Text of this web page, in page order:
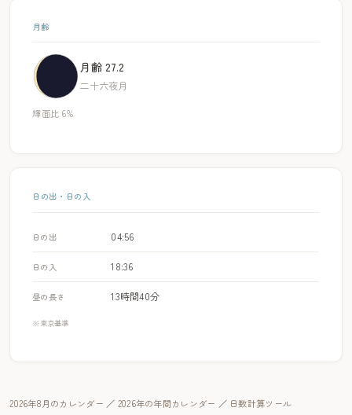
月齢
月齢 27.2
二十六夜月
輝面比 6%
日の出・日の入
日の出 04:56
日の入 18:36
昼の長さ 13時間40分
※東京基準
2026年8月のカレンダー ／ 2026年の年間カレンダー ／ 日数計算ツール